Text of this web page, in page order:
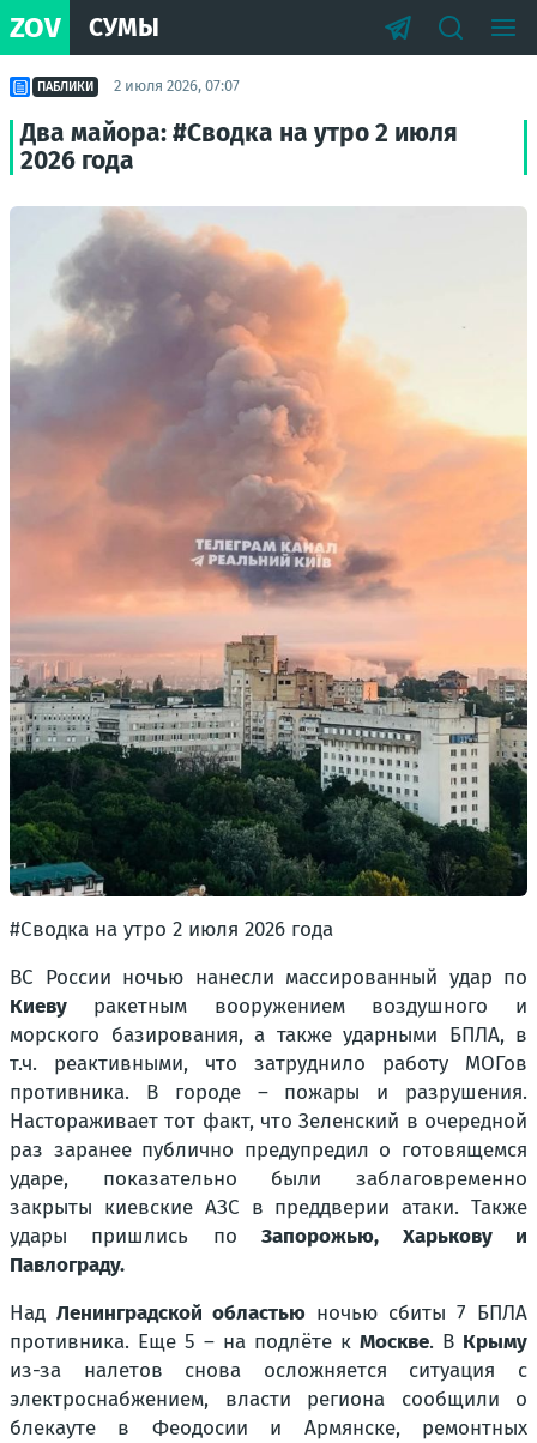
ZOV СУМЫ
ПАБЛИКИ 2 июля 2026, 07:07
Два майора: #Сводка на утро 2 июля
2026 года
#Сводка на утро 2 июля 2026 года
ВС России ночью нанесли массированный удар по
Киеву ракетным вооружением воздушного и
морского базирования, а также ударными БПЛА, в
т.ч. реактивными, что затруднило работу МОГов
противника. В городе – пожары и разрушения.
Настораживает тот факт, что Зеленский в очередной
раз заранее публично предупредил о готовящемся
ударе, показательно были заблаговременно
закрыты киевские АЗС в преддверии атаки. Также
удары пришлись поЗапорожью, Харькову и
Павлограду.
Над Ленинградской областью ночью сбиты 7 БПЛА
противника. Еще 5 – на подлёте к Москве. В Крыму
из-за налетов снова осложняется ситуация с
электроснабжением, власти региона сообщили о
блекауте в Феодосии и Армянске, ремонтных